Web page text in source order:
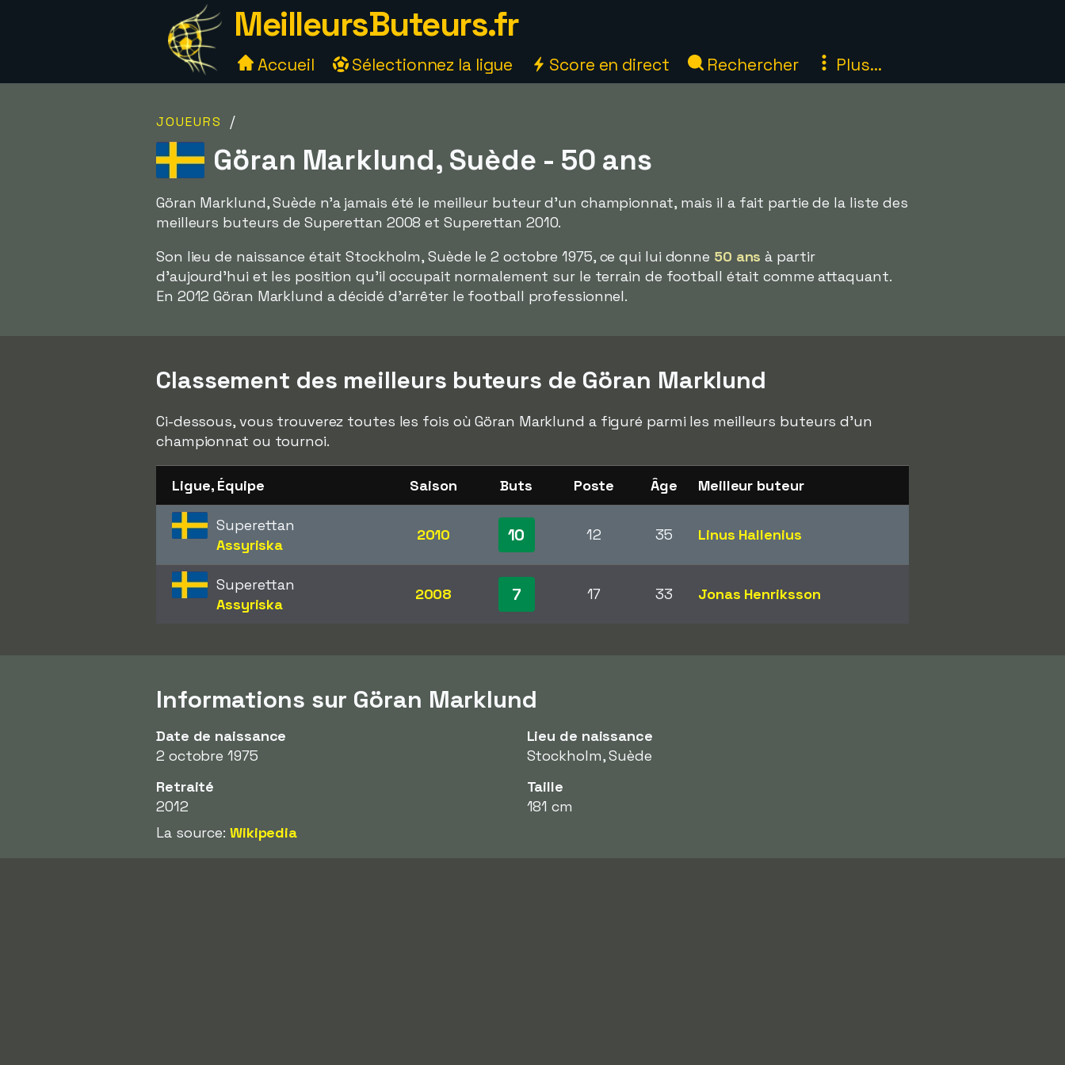
MeilleursButeurs.fr
Accueil Sélectionnez la ligue Score en direct Rechercher Plus...
JOUEURS /
Göran Marklund, Suède - 50 ans
Göran Marklund, Suède n'a jamais été le meilleur buteur d'un championnat, mais il a fait partie de la liste des
meilleurs buteurs de Superettan 2008 et Superettan 2010.
Son lieu de naissance était Stockholm, Suède le 2 octobre 1975, ce qui lui donne 50 ans à partir
d'aujourd'hui et les position qu'il occupait normalement sur le terrain de football était comme attaquant.
En 2012 Göran Marklund a décidé d'arrêter le football professionnel.
Classement des meilleurs buteurs de Göran Marklund
Ci-dessous, vous trouverez toutes les fois où Göran Marklund a figuré parmi les meilleurs buteurs d'un
championnat ou tournoi.
Ligue, Équipe Saison Buts Poste Âge Meilleur buteur
Superettan
Assyriska
2010 10 12 35 Linus Hallenius
Superettan
Assyriska
2008 7 17 33 Jonas Henriksson
Informations sur Göran Marklund
Date de naissance
2 octobre 1975
Lieu de naissance
Stockholm, Suède
Retraité
2012
Taille
181 cm
La source: Wikipedia